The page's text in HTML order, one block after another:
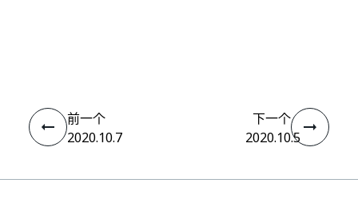
前一个
2020.10.7
下一个
2020.10.5